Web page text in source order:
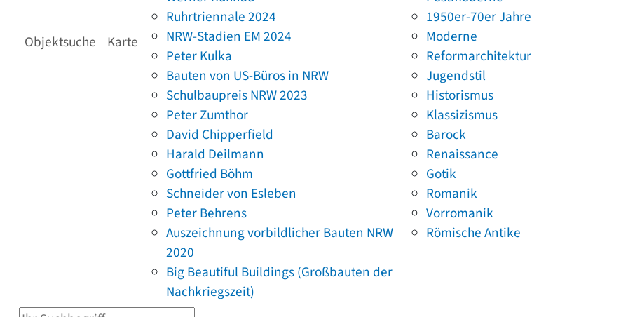
Objektsuche Karte
Ruhrtriennale 2024
NRW-Stadien EM 2024
Peter Kulka
Bauten von US-Büros in NRW
Schulbaupreis NRW 2023
Peter Zumthor
David Chipperfield
Harald Deilmann
Gottfried Böhm
Schneider von Esleben
Peter Behrens
Auszeichnung vorbildlicher Bauten NRW
2020
Big Beautiful Buildings (Großbauten der
Nachkriegszeit)
1950er-70er Jahre
Moderne
Reformarchitektur
Jugendstil
Historismus
Klassizismus
Barock
Renaissance
Gotik
Romanik
Vorromanik
Römische Antike